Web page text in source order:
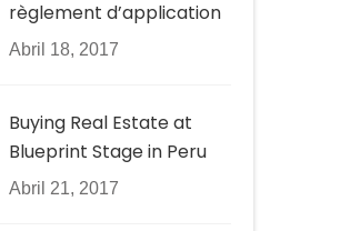
règlement d’application
Abril 18, 2017
Buying Real Estate at
Blueprint Stage in Peru
Abril 21, 2017